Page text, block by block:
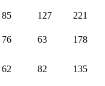
85 127 221
76 63 178
62 82 135